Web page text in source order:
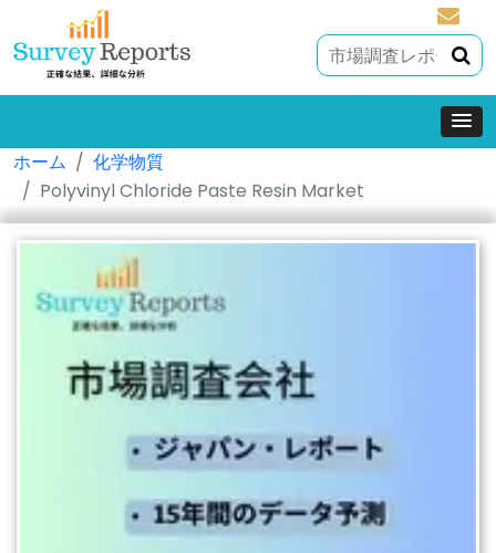
ホーム
化学物質
Polyvinyl Chloride Paste Resin Market